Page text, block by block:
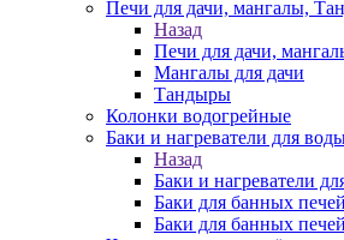
Печи для дачи, мангалы,
Назад
Печи для дачи,
Мангалы для дачи
Тандыры
Колонки водогрейные
Баки и нагреватели для
Назад
Баки и нагреватели
Баки для банных
Баки для банных